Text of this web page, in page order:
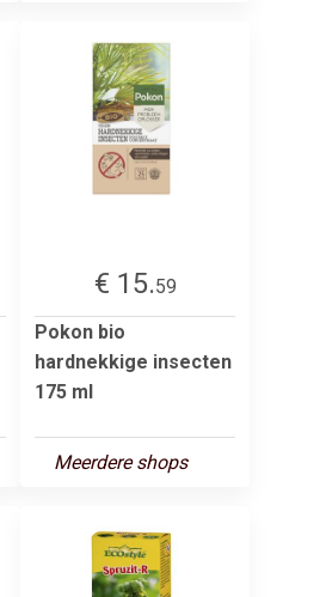
€ 15.59
Pokon bio
hardnekkige insecten
175 ml
Meerdere shops